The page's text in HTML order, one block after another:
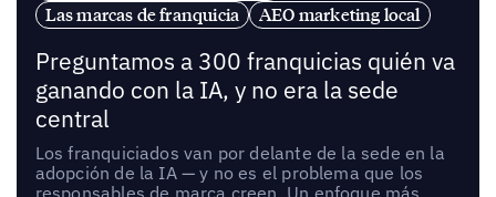
Las marcas de franquicia
AEO marketing local
Preguntamos a 300 franquicias quién va
ganando con la IA, y no era la sede
central
Los franquiciados van por delante de la sede en la
adopción de la IA — y no es el problema que los